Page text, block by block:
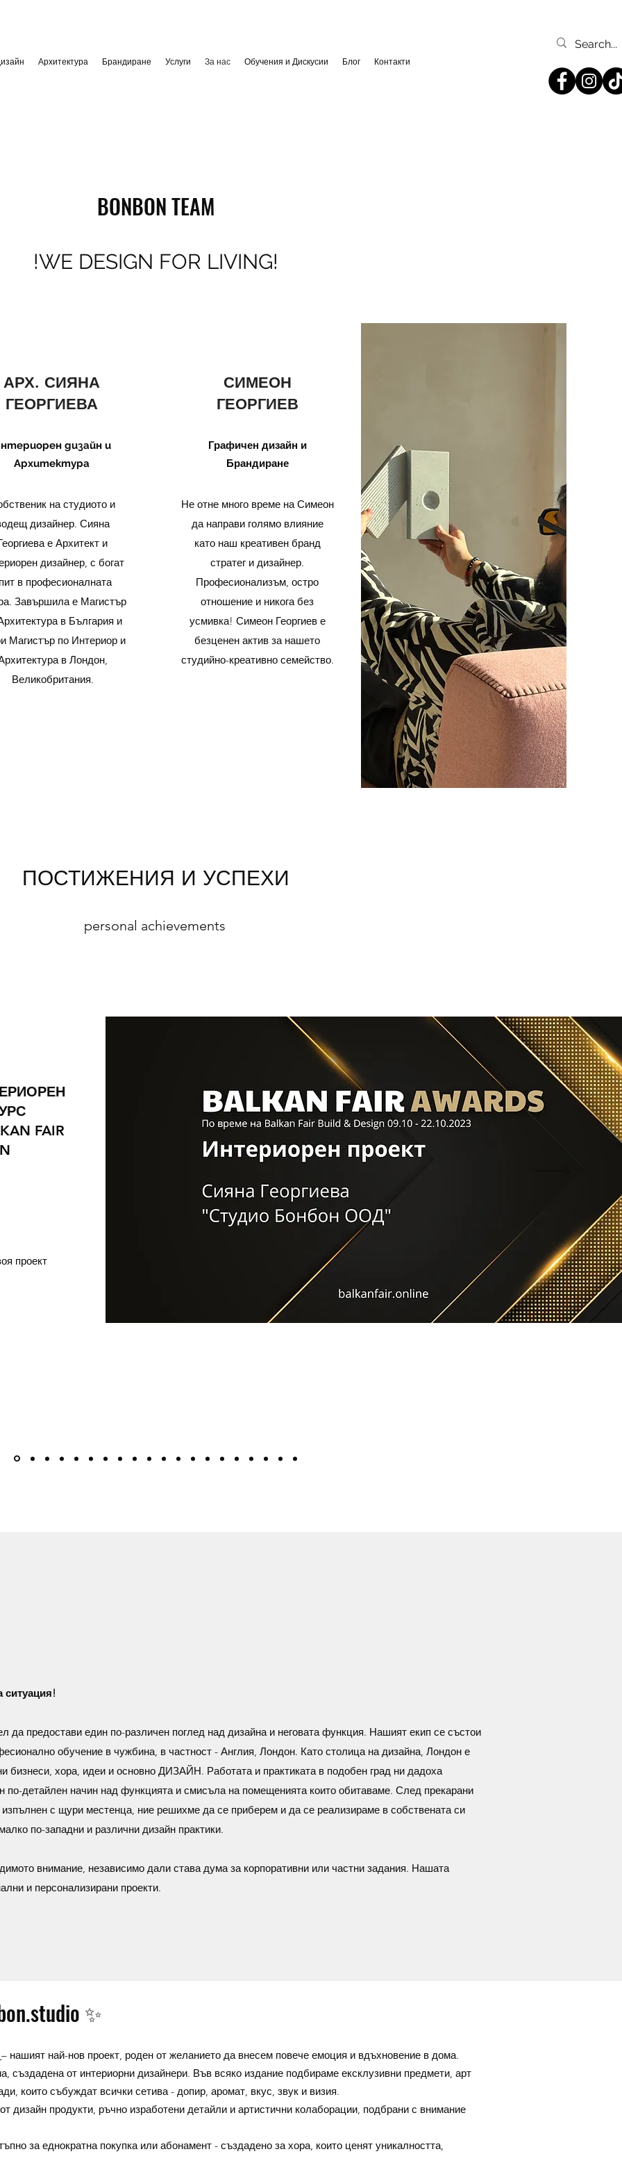
Архитектура Брандиране Услуги За нас Обучения и Дискусии Блог Контакти
BONBON TEAM
!WE DESIGN FOR LIVING!
АРХ. СИЯНА
ГЕОРГИЕВА
дизайн и
Архитектура
на студиото и
дизайнер. Сияна
е Архитект и
дизайнер, с богат
в професионалната
Завършила е Магистър
в България и
Магистър по Интериор и
в Лондон,
Великобритания.
СИМЕОН
ГЕОРГИЕВ
Графичен дизайн и
Брандиране
Не отне много време на Симеон
да направи голямо влияние
като наш креативен бранд
стратег и дизайнер.
Професионализъм, остро
отношение и никога без
усмивка! Симеон Георгиев е
безценен актив за нашето
студийно-креативно семейство.
ПОСТИЖЕНИЯ И УСПЕХИ
personal achievements
FAIR
проект
ситуация!
да предостави един по-различен поглед над дизайна и неговата функция. Нашият екип се състои
обучение в чужбина, в частност - Англия, Лондон. Като столица на дизайна, Лондон е
бизнеси, хора, идеи и основно ДИЗАЙН. Работата и практиката в подобен град ни дадоха
по-детайлен начин над функцията и смисъла на помещенията които обитаваме. След прекарани
изпълнен с щури местенца, ние решихме да се приберем и да се реализираме в собствената си
по-западни и различни дизайн практики.
внимание, независимо дали става дума за корпоративни или частни задания. Нашата
и персонализирани проекти.
✨
– нашият най-нов проект, роден от желанието да внесем повече емоция и вдъхновение в дома.
създадена от интериорни дизайнери. Във всяко издание подбираме ексклузивни предмети, арт
които събуждат всички сетива - допир, аромат, вкус, звук и визия.
дизайн продукти, ръчно изработени детайли и артистични колаборации, подбрани с внимание
за еднократна покупка или абонамент - създадено за хора, които ценят уникалността,